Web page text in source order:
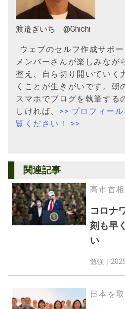
渡邉ぎいち @Ghichi
ウェブのセルフ作成サポ
メンバーさんが楽しみなが
整え、自ら切り開いていく
くことが生きがいです。朝
スマホでブログを執筆する
しければ、 >> プロフィー
覧ください！ >>
関連記事
高市首
コロナ
刻も早
い
勉強｜
日本を